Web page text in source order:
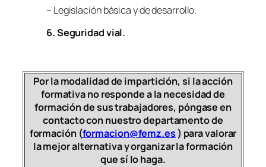
– Legislación básica y de desarrollo.
6. Seguridad vial.
Por la modalidad de impartición, si la acción
formativa no responde a la necesidad de
formación de sus trabajadores, póngase en
contacto con nuestro departamento de
formación (formacion@femz.es) para valorar
la mejor alternativa y organizar la formación
que sí lo haga.